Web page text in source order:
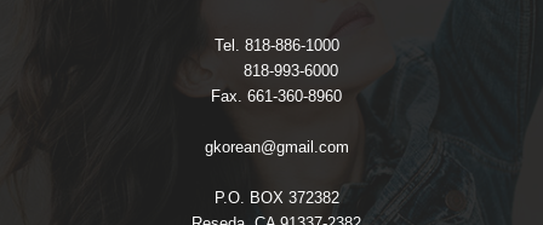
Tel. 818-886-1000
818-993-6000
Fax. 661-360-8960
gkorean@gmail.com
P.O. BOX 372382